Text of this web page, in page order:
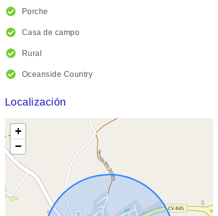
Porche
Casa de campo
Rural
Oceanside Country
Localización
+
−